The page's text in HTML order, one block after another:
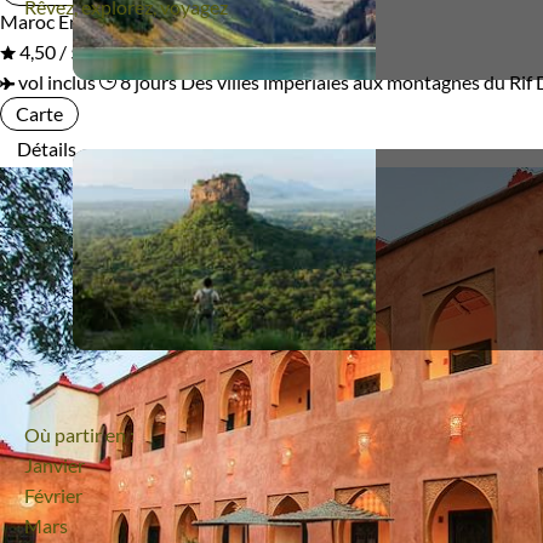
Où partir en :
Janvier
Février
Mars
Rêvez, explorez, voyagez
MarocEn groupe
4,50 / 5
vol inclus
8 joursDes villes impériales aux montagnes du Rif
Carte
Détails